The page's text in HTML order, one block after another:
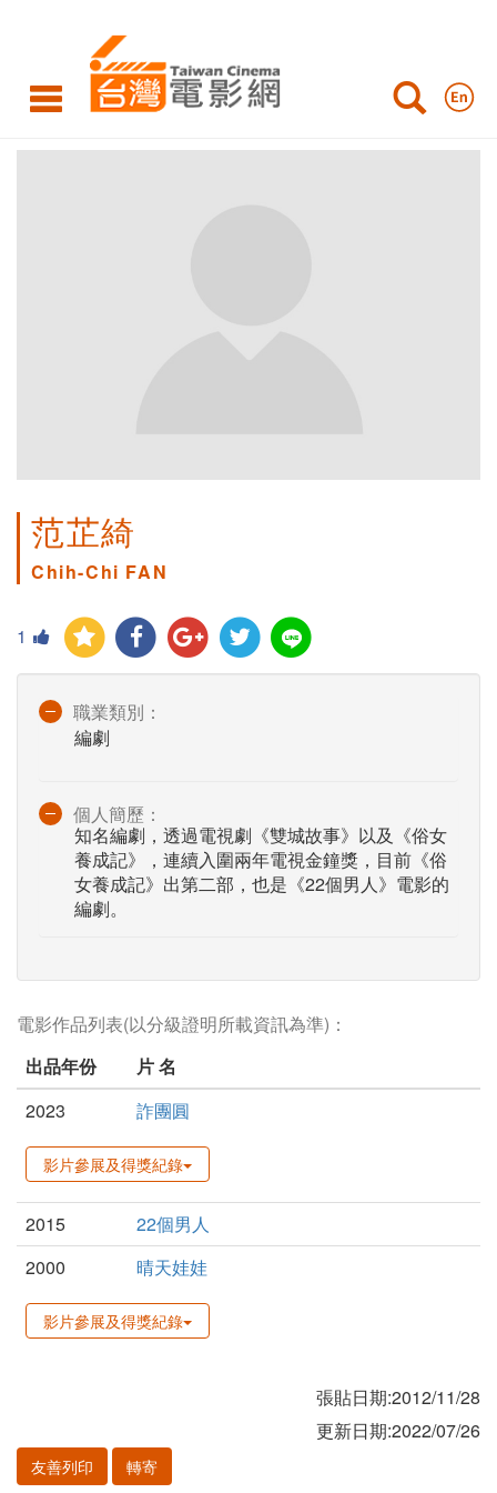
范芷綺
Chih-Chi FAN
1
職業類別：
編劇
個人簡歷：
知名編劇，透過電視劇《雙城故事》以及《俗女
養成記》，連續入圍兩年電視金鐘獎，目前《俗
女養成記》出第二部，也是《22個男人》電影的
編劇。
電影作品列表(以分級證明所載資訊為準)：
出品年份
片 名
2023
詐團圓
影片參展及得獎紀錄
2015
22個男人
2000
晴天娃娃
影片參展及得獎紀錄
張貼日期:2012/11/28
更新日期:2022/07/26
友善列印 轉寄